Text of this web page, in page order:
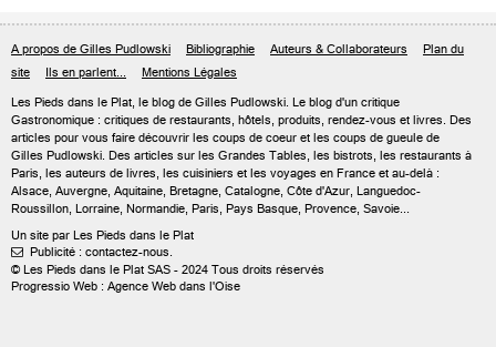
A propos de Gilles Pudlowski Bibliographie Auteurs & Collaborateurs
Plan du
site
Ils en parlent... Mentions Légales
Les Pieds dans le Plat, le blog de Gilles Pudlowski. Le blog d'un critique
Gastronomique : critiques de restaurants, hôtels, produits, rendez-vous et livres. Des
articles pour vous faire découvrir les coups de coeur et les coups de gueule de
Gilles Pudlowski. Des articles sur les Grandes Tables, les bistrots, les restaurants à
Paris, les auteurs de livres, les cuisiniers et les voyages en France et au-delà :
Alsace, Auvergne, Aquitaine, Bretagne, Catalogne, Côte d'Azur, Languedoc-
Roussillon, Lorraine, Normandie, Paris, Pays Basque, Provence, Savoie...
Un site par Les Pieds dans le Plat
 Publicité : contactez-nous.
© Les Pieds dans le Plat SAS - 2024 Tous droits réservés
Progressio Web : Agence Web dans l'Oise